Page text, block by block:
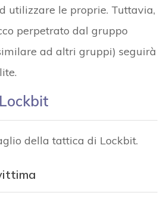
utilizzare le proprie. Tuttavia,
perpetrato dal gruppo
ad altri gruppi) seguirà
della tattica di Lockbit.